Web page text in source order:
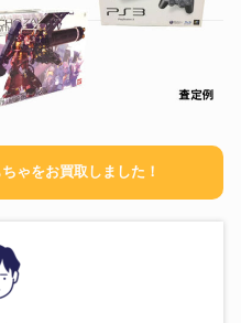
ゃをお買取しました！